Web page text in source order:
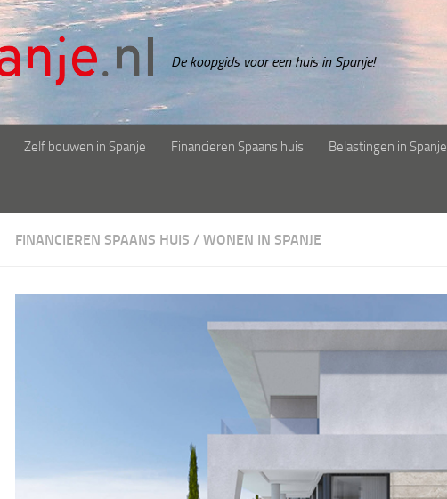
De koopgids voor een huis in Spanje!
Zelf bouwen in Spanje Financieren Spaans huis Belastingen in Spanje
FINANCIEREN SPAANS HUIS / WONEN IN SPANJE